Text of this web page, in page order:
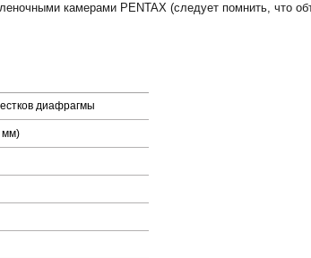
камерами PENTAX (следует помнить, что
диафрагмы
мм)